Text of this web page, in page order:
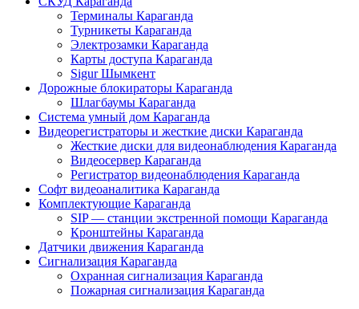
Терминалы Караганда
Турникеты Караганда
Электрозамки Караганда
Карты доступа Караганда
Sigur Шымкент
Дорожные блокираторы Караганда
Шлагбаумы Караганда
Система умный дом Караганда
Видеорегистраторы и жесткие диски Караганда
Жесткие диски для видеонаблюдения Караганда
Видеосервер Караганда
Регистратор видеонаблюдения Караганда
Софт видеоаналитика Караганда
Комплектующие Караганда
SIP — станции экстренной помощи Караганда
Кронштейны Караганда
Датчики движения Караганда
Сигнализация Караганда
Охранная сигнализация Караганда
Пожарная сигнализация Караганда